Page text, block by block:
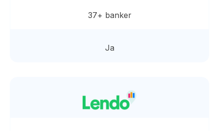
37+ banker
Ja